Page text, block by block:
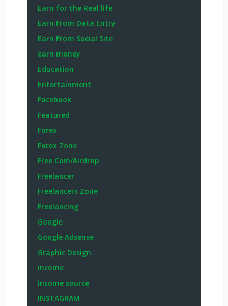
Earn for the Real life
Earn From Data Entry
Earn From Social Site
earn money
Education
Entertainment
Facebook
Featured
Forex
Forex Zone
Free Coin/Airdrop
Freelancer
Freelancers Zone
Freelancing
Google
Google Adsense
Graphic Design
income
income source
INSTAGRAM